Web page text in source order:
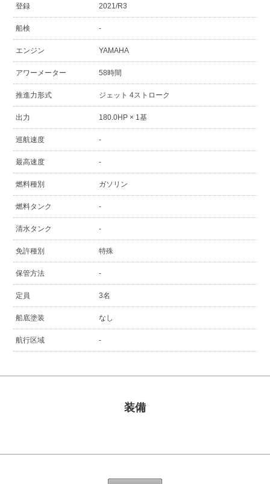
登録 2021/R3
船検 -
エンジン YAMAHA
アワーメーター 58時間
推進力形式 ジェット 4ストローク
出力 180.0HP × 1基
巡航速度 -
最高速度 -
燃料種別 ガソリン
燃料タンク -
清水タンク -
免許種別 特殊
保管方法 -
定員 3名
船底塗装 なし
航行区域 -
装備